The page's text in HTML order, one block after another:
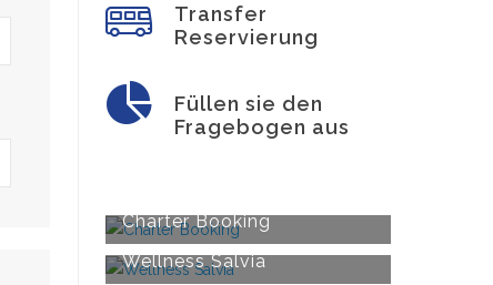
Transfer
Reservierung
Füllen sie den
Fragebogen aus
Charter Booking
Wellness Salvia